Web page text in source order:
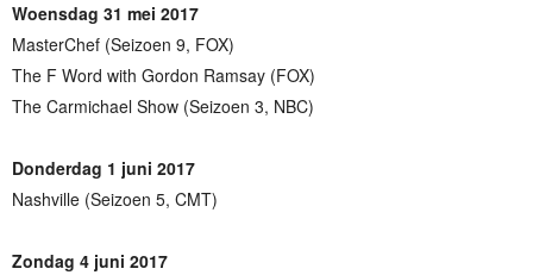
Woensdag 31 mei 2017
MasterChef (Seizoen 9, FOX)
The F Word with Gordon Ramsay (FOX)
The Carmichael Show (Seizoen 3, NBC)
Donderdag 1 juni 2017
Nashville (Seizoen 5, CMT)
Zondag 4 juni 2017